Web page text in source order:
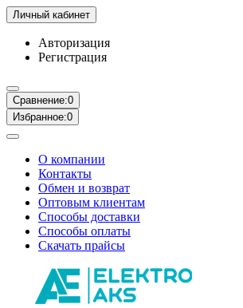
Личный кабинет
Авторизация
Регистрация
Сравнение:0
Избранное:0
О компании
Контакты
Обмен и возврат
Оптовым клиентам
Способы доставки
Способы оплаты
Скачать прайсы